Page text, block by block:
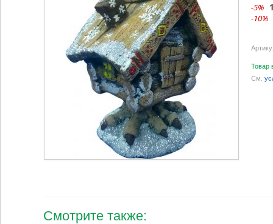
-5%
-10%
Товар
См.
Смотрите также: